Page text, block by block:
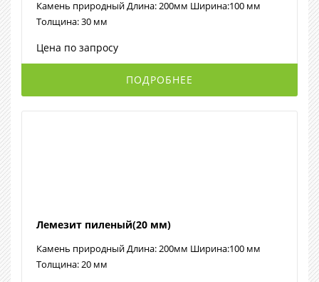
Камень природный Длина: 200мм Ширина:100 мм
Толщина: 30 мм
Цена по запросу
ПОДРОБНЕЕ
Лемезит пиленый(20 мм)
Камень природный Длина: 200мм Ширина:100 мм
Толщина: 20 мм